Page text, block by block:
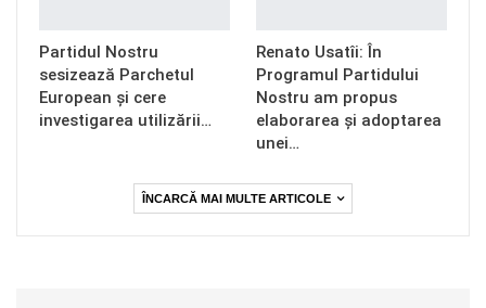
Partidul Nostru
sesizează Parchetul
European și cere
investigarea utilizării…
Renato Usatîi: În
Programul Partidului
Nostru am propus
elaborarea și adoptarea
unei…
ÎNCARCĂ MAI MULTE ARTICOLE